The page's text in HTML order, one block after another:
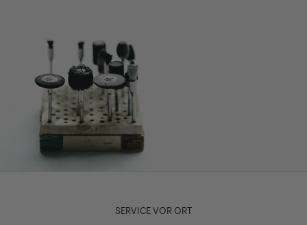
SERVICE VOR ORT